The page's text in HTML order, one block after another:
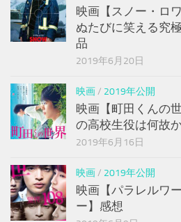
映画【スノー・ロ
ぬたびに笑える究
品
2019年6月20日
映画/ 2019年公開
映画【町田くんの
の高校生役は何故
2019年6月16日
映画/ 2019年公開
映画【パラレルワ
ー】感想